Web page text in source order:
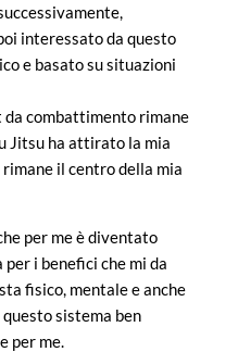
interessato da questo
e basato su situazioni
da combattimento rimane
Jitsu ha attirato la mia
il centro della mia
per me è diventato
i benefici che mi da
fisico, mentale e anche
sistema ben
per me.